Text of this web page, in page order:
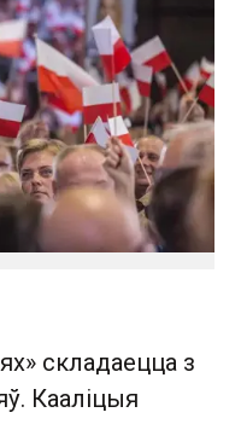
складаецца з
Кааліцыя